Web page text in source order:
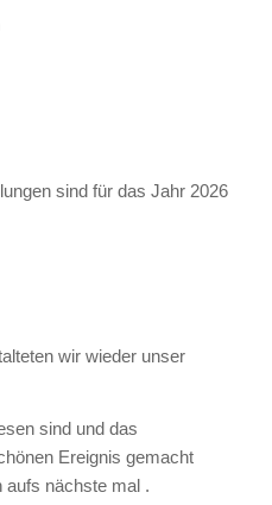
sind für das Jahr 2026
wir wieder unser
sind und das
Ereignis gemacht
aufs nächste mal .